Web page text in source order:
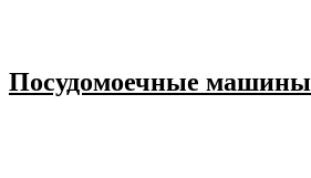
Посудомоечные машины